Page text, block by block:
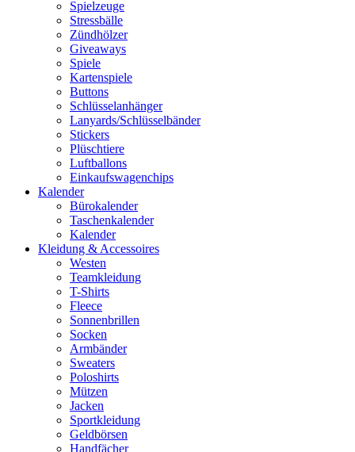
Spielzeuge
Stressbälle
Zündhölzer
Giveaways
Spiele
Kartenspiele
Buttons
Schlüsselanhänger
Lanyards/Schlüsselbänder
Stickers
Plüschtiere
Luftballons
Einkaufswagenchips
Kalender
Bürokalender
Taschenkalender
Kalender
Kleidung & Accessoires
Westen
Teamkleidung
T-Shirts
Fleece
Sonnenbrillen
Socken
Armbänder
Sweaters
Poloshirts
Mützen
Jacken
Sportkleidung
Geldbörsen
Handfächer